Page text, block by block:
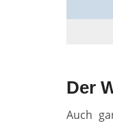
Der
Auch